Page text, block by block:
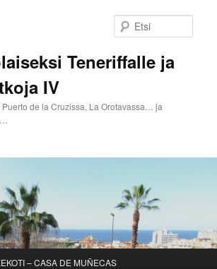
Teneriffalle ja
IV
de la Cruzissa, La Orotavassa… ja
– CASA DE MUÑECAS